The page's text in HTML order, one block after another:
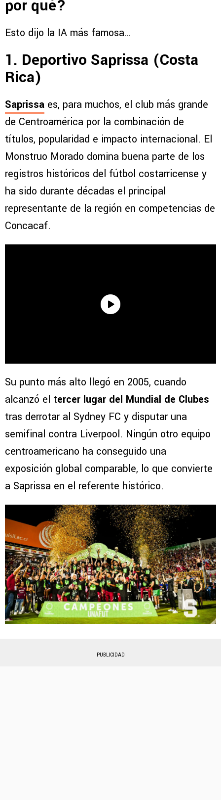
por qué?
Esto dijo la IA más famosa…
1. Deportivo Saprissa (Costa
Rica)
Saprissa es, para muchos, el club más grande
de Centroamérica por la combinación de
títulos, popularidad e impacto internacional. El
Monstruo Morado domina buena parte de los
registros históricos del fútbol costarricense y
ha sido durante décadas el principal
representante de la región en competencias de
Concacaf.
Su punto más alto llegó en 2005, cuando
alcanzó el tercer lugar del Mundial de Clubes
tras derrotar al Sydney FC y disputar una
semifinal contra Liverpool. Ningún otro equipo
centroamericano ha conseguido una
exposición global comparable, lo que convierte
a Saprissa en el referente histórico.
PUBLICIDAD